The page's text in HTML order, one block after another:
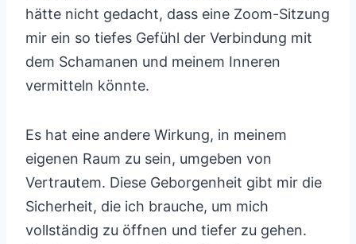
hätte nicht gedacht, dass eine Zoom-Sitzung
mir ein so tiefes Gefühl der Verbindung mit
dem Schamanen und meinem Inneren
vermitteln könnte.
Es hat eine andere Wirkung, in meinem
eigenen Raum zu sein, umgeben von
Vertrautem. Diese Geborgenheit gibt mir die
Sicherheit, die ich brauche, um mich
vollständig zu öffnen und tiefer zu gehen.